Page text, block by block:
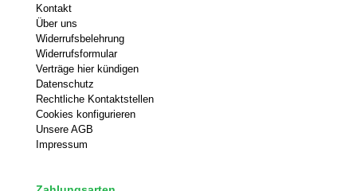
Kontakt
Über uns
Widerrufsbelehrung
Widerrufsformular
Verträge hier kündigen
Datenschutz
Rechtliche Kontaktstellen
Cookies konfigurieren
Unsere AGB
Impressum